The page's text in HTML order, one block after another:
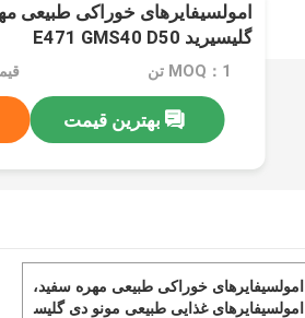
امولسیفایرهای خوراکی طبیعی
گلیسیرید E471 GMS40 D50
MOQ：1 تن
بهترین قیمت
امولسیفایرهای خوراکی طبیعی مهره سفید،
امولسیفایرهای غذایی طبیعی مونو دی گلیس